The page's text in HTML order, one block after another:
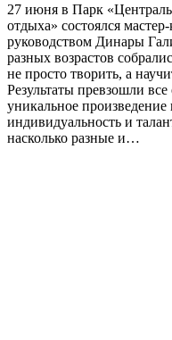
27 июня в Парк
отдыха» состоялся
руководством Динары
разных возрастов
не просто творить, а
Результаты превзошли
уникальное произведение
индивидуальность и
насколько разные и…